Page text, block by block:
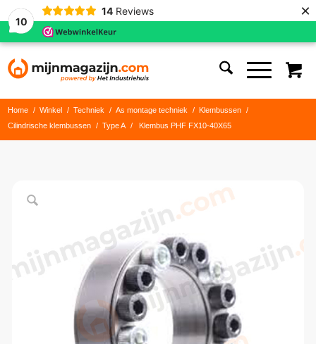
10
14 Reviews ×
Home / Winkel / Techniek / As montage techniek / Klembussen
/
Cilindrische klembussen
/ Type A / Klembus PHF FX10-40X65